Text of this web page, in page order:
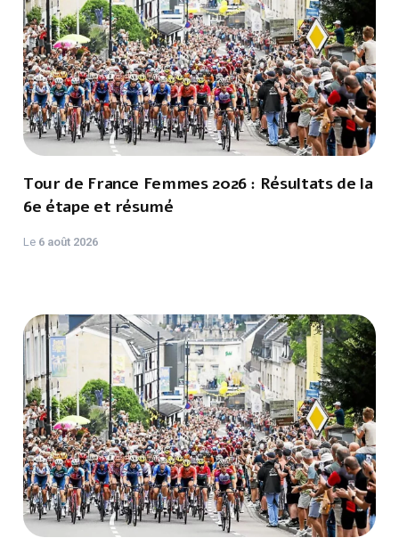
Tour de France Femmes 2026 : Résultats de la
6e étape et résumé
Le 6 août 2026